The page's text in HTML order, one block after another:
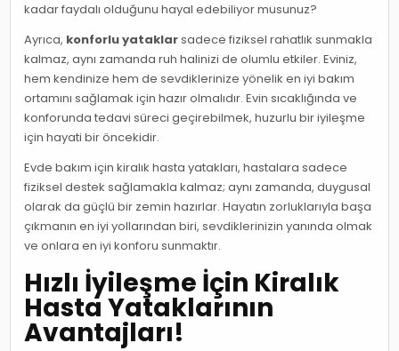
kadar faydalı olduğunu hayal edebiliyor musunuz?
Ayrıca, konforlu yataklarsadece fiziksel rahatlık sunmakla
kalmaz, aynı zamanda ruh halinizi de olumlu etkiler. Eviniz,
hem kendinize hem de sevdiklerinize yönelik en iyi bakım
ortamını sağlamak için hazır olmalıdır. Evin sıcaklığında ve
konforunda tedavi süreci geçirebilmek, huzurlu bir iyileşme
için hayati bir öncekidir.
Evde bakım için kiralık hasta yatakları, hastalara sadece
fiziksel destek sağlamakla kalmaz; aynı zamanda, duygusal
olarak da güçlü bir zemin hazırlar. Hayatın zorluklarıyla başa
çıkmanın en iyi yollarından biri, sevdiklerinizin yanında olmak
ve onlara en iyi konforu sunmaktır.
Hızlı İyileşme İçin Kiralık
Hasta Yataklarının
Avantajları!